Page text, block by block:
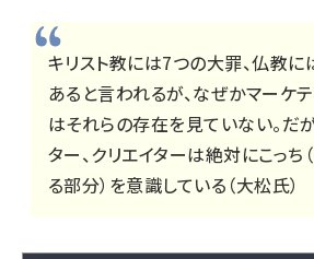
キリスト教には7つの大罪、仏教
あると言われるが、なぜかマーケ
はそれらの存在を見ていない。だ
ター、クリエイターは絶対にこっち
る部分）を意識している（大松氏）